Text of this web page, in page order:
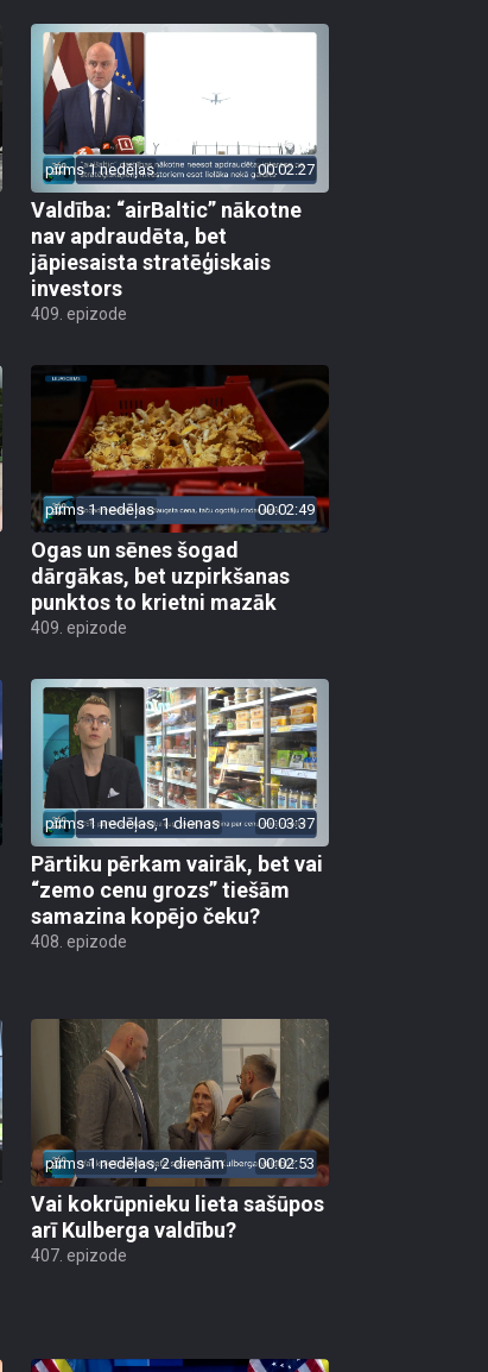
pirms 1 nedēļas 00:02:27
Valdība: “airBaltic” nākotne
nav apdraudēta, bet
jāpiesaista stratēģiskais
investors
409. epizode
pirms 1 nedēļas 00:02:49
Ogas un sēnes šogad
dārgākas, bet uzpirkšanas
punktos to krietni mazāk
409. epizode
pirms 1 nedēļas, 1 dienas 00:03:37
Pārtiku pērkam vairāk, bet vai
“zemo cenu grozs” tiešām
samazina kopējo čeku?
408. epizode
pirms 1 nedēļas, 2 dienām 00:02:53
Vai kokrūpnieku lieta sašūpos
arī Kulberga valdību?
407. epizode